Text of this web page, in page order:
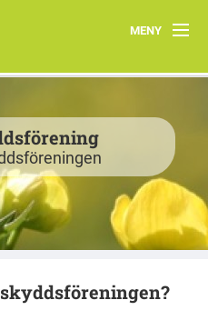
MENY
Program
Verksamhet
Björkelund
Om oss
Havsnätverk
Bli medlem